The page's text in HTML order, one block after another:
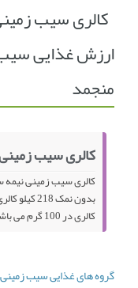
انجمن متخصصین
فهرست مواد غذایی
تماس با ما
کالری سیب
ارزش غذایی
منجمد
کالری سیب
کالری سیب زمینی نیمه
کالری در 100 گرم می باشد.
گروه های غذایی سیب